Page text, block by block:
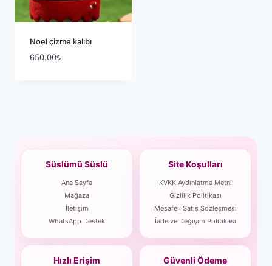
Noel çizme kalıbı
650.00₺
Süslümü Süslü
Ana Sayfa
Mağaza
İletişim
WhatsApp Destek
Site Koşulları
KVKK Aydınlatma Metni
Gizlilik Politikası
Mesafeli Satış Sözleşmesi
İade ve Değişim Politikası
Hızlı Erişim Güvenli Ödeme